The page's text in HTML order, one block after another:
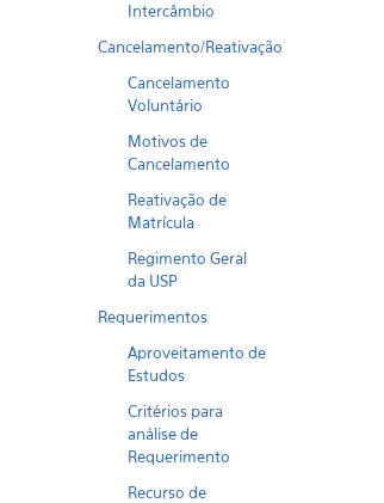
Intercâmbio
Cancelamento/Reativação
Cancelamento
Voluntário
Motivos de
Cancelamento
Reativação de
Matrícula
Regimento Geral
da USP
Requerimentos
Aproveitamento de
Estudos
Critérios para
análise de
Requerimento
Recurso de